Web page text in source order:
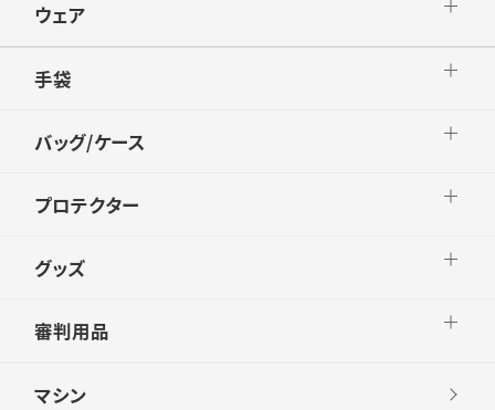
ウェア
手袋
バッグ/ケース
プロテクター
グッズ
審判用品
マシン